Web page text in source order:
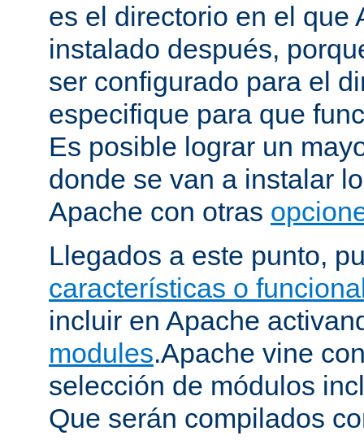
es el directorio en el que
instalado después,
ser configurado para el
especifique para que
Es posible lograr un
donde se van a instalar
Apache con otras
Llegados a este punto,
características o
incluir en Apache
modules.Apache vine
selección de módulos
Que serán compilados